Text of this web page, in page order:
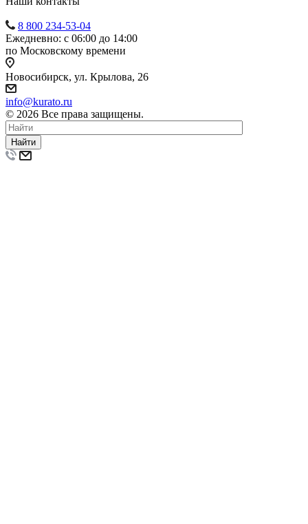
8 800 234-53-04
Ежедневно: с 06:00 до 14:00
по Московскому времени
Новосибирск, ул. Крылова, 26
info@kurato.ru
© 2026 Все права защищены.
Найти